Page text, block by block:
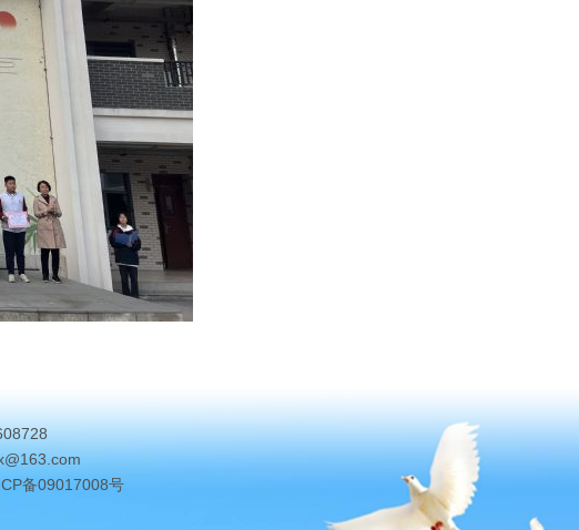
备09017008号